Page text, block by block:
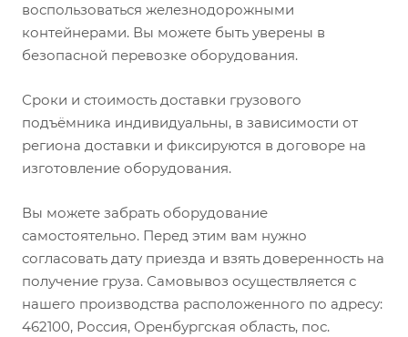
воспользоваться железнодорожными
контейнерами. Вы можете быть уверены в
безопасной перевозке оборудования.
Сроки и стоимость доставки грузового
подъёмника индивидуальны, в зависимости от
региона доставки и фиксируются в договоре на
изготовление оборудования.
Вы можете забрать оборудование
самостоятельно. Перед этим вам нужно
согласовать дату приезда и взять доверенность на
получение груза. Самовывоз осуществляется с
нашего производства расположенного по адресу:
462100, Россия, Оренбургская область, пос.